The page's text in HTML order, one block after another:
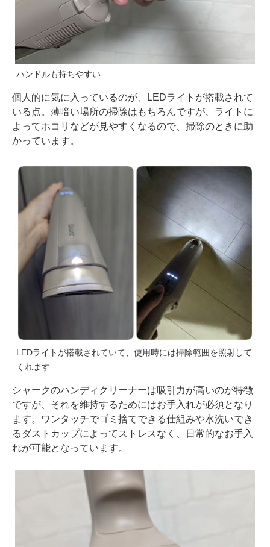
ハンドルも持ちやすい
個人的に気に入っているのが、LEDライトが搭載されて
いる点。薄暗い場所の掃除はもちろんですが、ライトに
よってホコリなどが見やすくなるので、掃除のときに助
かっています。
LEDライトが搭載されていて、使用時には掃除範囲を照射して
くれます
シャークのハンディクリーナーは吸引力が高いのが特徴
ですが、それを維持するためにはお手入れが必須となり
ます。ワンタッチでゴミ捨てできる仕組みや水洗いでき
るダストカップによってストレスなく、日常的なお手入
れが可能となっています。